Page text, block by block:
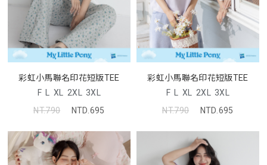
彩虹小馬聯名印花短版TEE
F L XL 2XL 3XL
NT.790
NTD.695
彩虹小馬聯名印花短版TEE
F L XL 2XL 3XL
NT.790
NTD.695